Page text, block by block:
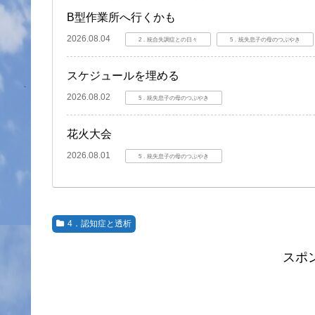
B型作業所へ行くかも
2026.08.04 2．統合失調症との日々 5．統失息子の母のつぶやき
スケジュールを埋める
2026.08.02 5．統失息子の母のつぶやき
花火大会
2026.08.01 5．統失息子の母のつぶやき
4．認知症と透析
スポ